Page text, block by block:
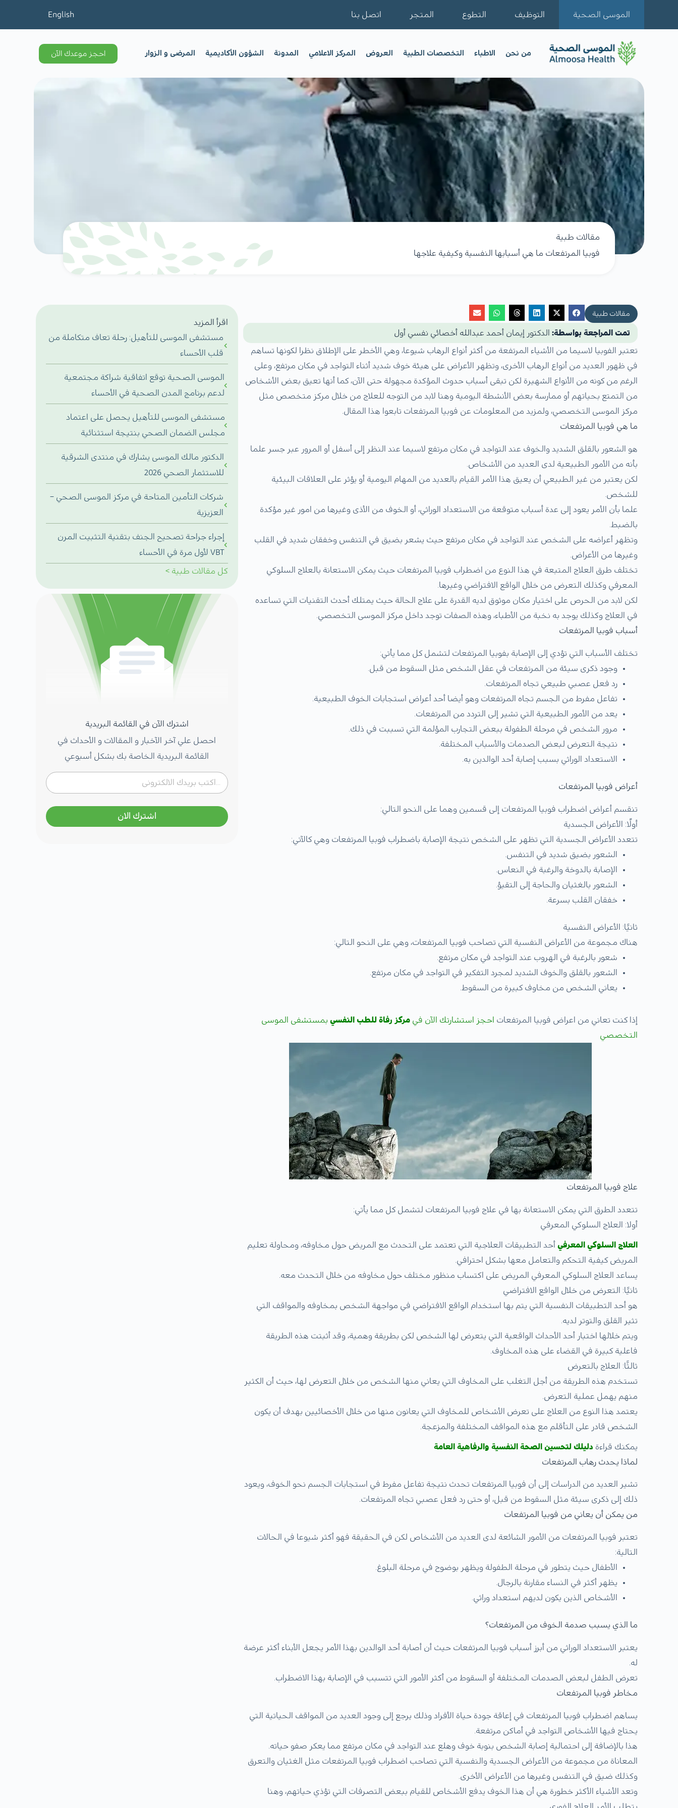
الموسى الصحية التوظيف التطوع المتجر اتصل بنا English
من نحن الاطباء التخصصات الطبية العروض المركز الاعلامي المدونة الشؤون الأكاديمية المرضى و الزوار احجز موعدك الآن
مقالات طبية
فوبيا المرتفعات ما هي أسبابها النفسية وكيفية علاجها
مقالات طبية
تمت المراجعة بواسطة: الدكتور إيمان أحمد عبدالله أخصائي نفسي أول
تعتبر الفوبيا لاسيما من الأشياء المرتفعة من أكثر أنواع الرهاب شيوعا، وهي الأخطر على الإطلاق نظرا لكونها تساهم
في ظهور العديد من أنواع الرهاب الأخرى، وتظهر الأعراض على هيئة خوف شديد أثناء التواجد في مكان مرتفع، وعلى
الرغم من كونه من الأنواع الشهيرة لكن تبقى أسباب حدوث المؤكدة مجهولة حتى الآن، كما أنها تعيق بعض الأشخاص
من التمتع بحياتهم أو ممارسة بعض الأنشطة اليومية وهنا لابد من التوجه للعلاج من خلال مركز متخصص مثل
مركز الموسى التخصصي، ولمزيد من المعلومات عن فوبيا المرتفعات تابعوا هذا المقال.
ما هي فوبيا المرتفعات
هو الشعور بالقلق الشديد والخوف عند التواجد في مكان مرتفع لاسيما عند النظر إلى أسفل أو المرور عبر جسر علما
بأنه من الأمور الطبيعية لدى العديد من الأشخاص.
لكن يعتبر من غير الطبيعي أن يعيق هذا الأمر القيام بالعديد من المهام اليومية أو يؤثر على العلاقات البيئية
للشخص.
علما بأن الأمر يعود إلى عدة أسباب متوقعة من الاستعداد الوراثي، أو الخوف من الأذى وغيرها من امور غير مؤكدة
بالضبط.
وتظهر أعراضه على الشخص عند التواجد في مكان مرتفع حيث يشعر بضيق في التنفس وخفقان شديد في القلب
وغيرها من الأعراض.
تختلف طرق العلاج المتبعة في هذا النوع من اضطراب فوبيا المرتفعات حيث يمكن الاستعانة بالعلاج السلوكي
المعرفي وكذلك التعرض من خلال الواقع الافتراضي وغيرها.
لكن لابد من الحرص على اختيار مكان موثوق لديه القدرة على علاج الحالة حيث يمتلك أحدث التقنيات التي تساعده
في العلاج وكذلك يوجد به نخبة من الأطباء، وهذه الصفات توجد داخل مركز الموسى التخصصي.
أسباب فوبيا المرتفعات
تختلف الأسباب التي تؤدي إلى الإصابة بفوبيا المرتفعات لتشمل كل مما يأتي:
وجود ذكرى سيئة من المرتفعات في عقل الشخص مثل السقوط من قبل.
رد فعل عصبي طبيعي تجاه المرتفعات.
تفاعل مفرط من الجسم تجاه المرتفعات وهو أيضا أحد أعراض استجابات الخوف الطبيعية.
يعد من الأمور الطبيعية التي تشير إلى التردد من المرتفعات.
مرور الشخص في مرحلة الطفولة ببعض التجارب المؤلمة التي تسببت في ذلك.
نتيجة التعرض لبعض الصدمات والأسباب المختلفة.
الاستعداد الوراثي بسبب إصابة أحد الوالدين به.
أعراض فوبيا المرتفعات
تنقسم أعراض اضطراب فوبيا المرتفعات إلى قسمين وهما على النحو التالي:
أولََا: الأعراض الجسدية
تتعدد الأعراض الجسدية التي تظهر على الشخص نتيجة الإصابة باضطراب فوبيا المرتفعات وهي كالآتي:
الشعور بضيق شديد في التنفس.
الإصابة بالدوخة والرغبة في النعاس.
الشعور بالغثيان والحاجة إلى التقيؤ.
خفقان القلب بسرعة.
ثانيََا: الأعراض النفسية
هناك مجموعة من الأعراض النفسية التي تصاحب فوبيا المرتفعات، وهي على النحو التالي:
شعور بالرغبة في الهروب عند التواجد في مكان مرتفع.
الشعور بالقلق والخوف الشديد لمجرد التفكير في التواجد في مكان مرتفع.
يعاني الشخص من مخاوف كبيرة من السقوط.
إذا كنت تعاني من اعراض فوبيا المرتفعات احجز استشارتك الآن فيمركز رفاة للطب النفسي بمستشفى الموسى
التخصصي
علاج فوبيا المرتفعات
تتعدد الطرق التي يمكن الاستعانة بها في علاج فوبيا المرتفعات لتشمل كل مما يأتي:
أولا: العلاج السلوكي المعرفي
العلاج السلوكي المعرفي أحد التطبيقات العلاجية التي تعتمد على التحدث مع المريض حول مخاوفه، ومحاولة تعليم
المريض كيفية التحكم والتعامل معها بشكل احترافي.
يساعد العلاج السلوكي المعرفي المريض على اكتساب منظور مختلف حول مخاوفه من خلال التحدث معه.
ثانيََا: التعرض من خلال الواقع الافتراضي
هو أحد التطبيقات النفسية التي يتم بها استخدام الواقع الافتراضي في مواجهة الشخص بمخاوفه والمواقف التي
تثير القلق والتوتر لديه.
ويتم خلالها اختبار أحد الأحداث الواقعية التي يتعرض لها الشخص لكن بطريقة وهمية، وقد أثبتت هذه الطريقة
فاعلية كبيرة في القضاء على هذه المخاوف.
ثالثََا: العلاج بالتعرض
تستخدم هذه الطريقة من أجل التغلب على المخاوف التي يعاني منها الشخص من خلال التعرض لها، حيث أن الكثير
منهم يهمل عملية التعرض.
يعتمد هذا النوع من العلاج على تعرض الأشخاص للمخاوف التي يعانون منها من خلال الأخصائيين بهدف أن يكون
الشخص قادر على التأقلم مع هذه المواقف المختلفة والمزعجة.
يمكنك قراءة دليلك لتحسين الصحة النفسية والرفاهية العامة
لماذا يحدث رهاب المرتفعات
تشير العديد من الدراسات إلى أن فوبيا المرتفعات تحدث نتيجة تفاعل مفرط في استجابات الجسم نحو الخوف، ويعود
ذلك إلى ذكرى سيئة مثل السقوط من قبل، أو حتى رد فعل عصبي تجاه المرتفعات.
من يمكن أن يعاني من فوبيا المرتفعات
تعتبر فوبيا المرتفعات من الأمور الشائعة لدى العديد من الأشخاص لكن في الحقيقة فهو أكثر شيوعا في الحالات
التالية:
الأطفال حيث يتطور في مرحلة الطفولة ويظهر بوضوح في مرحلة البلوغ.
يظهر أكثر في النساء مقارنة بالرجال.
الأشخاص الذين يكون لديهم استعداد وراثي.
ما الذي يسبب صدمة الخوف من المرتفعات؟
يعتبر الاستعداد الوراثي من أبرز أسباب فوبيا المرتفعات حيث أن أصابة أحد الوالدين بهذا الأمر يجعل الأبناء أكثر عرضة
له.
تعرض الطفل لبعض الصدمات المختلفة أو السقوط من أكثر الأمور التي تتسبب في الإصابة بهذا الاضطراب.
مخاطر فوبيا المرتفعات
يساهم اضطراب فوبيا المرتفعات في إعاقة جودة حياة الأفراد وذلك يرجع إلى وجود العديد من المواقف الحياتية التي
يحتاج فيها الأشخاص التواجد في أماكن مرتفعة.
هذا بالإضافة إلى احتمالية إصابة الشخص بنوبة خوف وهلع عند التواجد في مكان مرتفع مما يعكر صفو حياته.
المعاناة من مجموعة من الأعراض الجسدية والنفسية التي تصاحب اضطراب فوبيا المرتفعات مثل الغثيان والتعرق
وكذلك ضيق في التنفس وغيرها من الأعراض الأخرى.
وتعد الأشياء الأكثر خطورة هي أن هذا الخوف يدفع الأشخاص للقيام ببعض التصرفات التي تؤذي حياتهم، وهنا
يتطلب الأمر العلاج الفوري.
اقرأ المزيد
مستشفى الموسى للتأهيل: رحلة تعاف متكاملة من
قلب الأحساء
الموسى الصحية توقع اتفاقية شراكة مجتمعية
لدعم برنامج المدن الصحية في الأحساء
مستشفى الموسى للتأهيل يحصل على اعتماد
مجلس الضمان الصحي بنتيجة استثنائية
الدكتور مالك الموسى يشارك في منتدى الشرقية
للاستثمار الصحي 2026
شركات التأمين المتاحة في مركز الموسى الصحي –
العزيزية
إجراء جراحة تصحيح الجنف بتقنية التثبيت المرن
VBT لأول مرة في الأحساء
كل مقالات طبية >
اشترك الآن في القائمة البريدية
احصل علي آخر الآخبار و المقالات و الأحداث في
القائمة البريدية الخاصة بك بشكل أسبوعي
اشترك الان